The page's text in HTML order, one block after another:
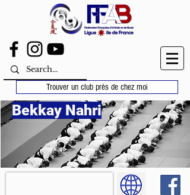
Trouver un club près de chez moi
Bekkay Nahri